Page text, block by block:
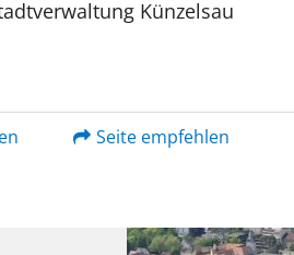
Künzelsau
Seite empfehlen